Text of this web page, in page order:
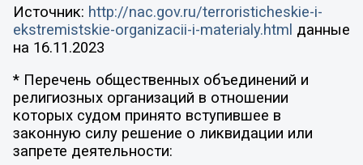
Источник: http://nac.gov.ru/terroristicheskie-i-
ekstremistskie-organizacii-i-materialy.html данные
на 16.11.2023
* Перечень общественных объединений и
религиозных организаций в отношении
которых судом принято вступившее в
законную силу решение о ликвидации или
запрете деятельности: